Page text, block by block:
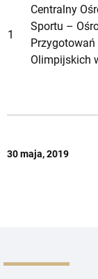
1
Centralny
Sportu –
Przygotowań
Olimpijskich
30 maja, 2019